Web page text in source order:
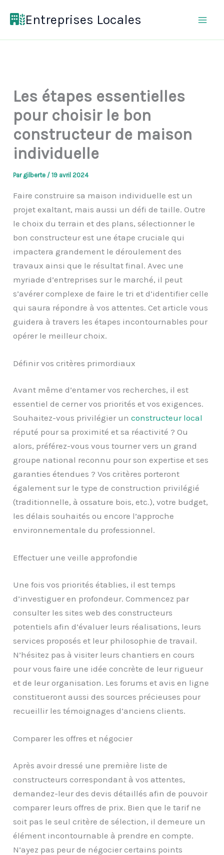
Entreprises Locales
Les étapes essentielles
pour choisir le bon
constructeur de maison
individuelle
Par gilberte /19 avril 2024
Faire construire sa maison individuelle est un
projet exaltant, mais aussi un défi de taille. Outre
le choix du terrain et des plans, sélectionner le
bon constructeur est une étape cruciale qui
impactera grandement le déroulement des
travaux ainsi que le résultat final. Avec une
myriade d’entreprises sur le marché, il peut
s’avérer complexe de faire le tri et d’identifier celle
qui saura répondre à vos attentes. Cet article vous
guidera à travers les étapes incontournables pour
opérer le meilleur choix.
Définir vos critères primordiaux
Avant même d’entamer vos recherches, il est
essentiel de cerner vos priorités et vos exigences.
Souhaitez-vous privilégier unconstructeur local
réputé pour sa proximité et sa réactivité ? Ou
alors, préférez-vous vous tourner vers un grand
groupe national reconnu pour son expertise et ses
garanties étendues ? Vos critères porteront
également sur le type de construction privilégié
(traditionnelle, à ossature bois, etc.), votre budget,
les délais souhaités ou encore l’approche
environnementale du professionnel.
Effectuer une veille approfondie
Une fois vos priorités établies, il est temps
d’investiguer en profondeur. Commencez par
consulter les sites web des constructeurs
potentiels afin d’évaluer leurs réalisations, leurs
services proposés et leur philosophie de travail.
N’hésitez pas à visiter leurs chantiers en cours
pour vous faire une idée concrète de leur rigueur
et de leur organisation. Les forums et avis en ligne
constitueront aussi des sources précieuses pour
recueillir les témoignages d’anciens clients.
Comparer les offres et négocier
Après avoir dressé une première liste de
constructeurs correspondant à vos attentes,
demandez-leur des devis détaillés afin de pouvoir
comparer leurs offres de prix. Bien que le tarif ne
soit pas le seul critère de sélection, il demeure un
élément incontournable à prendre en compte.
N’ayez pas peur de négocier certains points